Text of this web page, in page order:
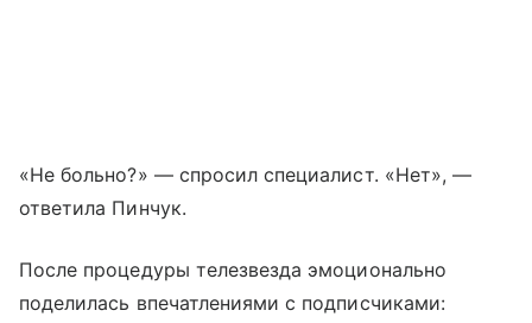
«Не больно?» — спросил специалист. «Нет», —
ответила Пинчук.
После процедуры телезвезда эмоционально
поделилась впечатлениями с подписчиками: